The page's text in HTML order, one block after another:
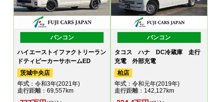
バンコン
ハイエーストイファクトリーラン
ドティピーカーサホームED
茨城中央店
年式 ：令和3年(2021年)
走行距離：69,557km
バンコン
タコス ハナ DC冷蔵庫 走行
充電 外部充電
柏店
年式：令和元年(2019年)
走行距離：142,127km